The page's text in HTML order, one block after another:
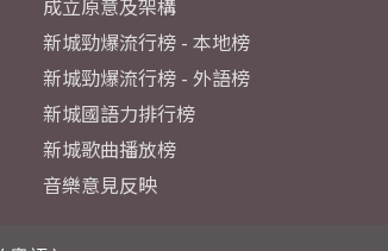
成立原意及架構
新城勁爆流行榜 - 本地榜
新城勁爆流行榜 - 外語榜
新城國語力排行榜
新城歌曲播放榜
音樂意見反映